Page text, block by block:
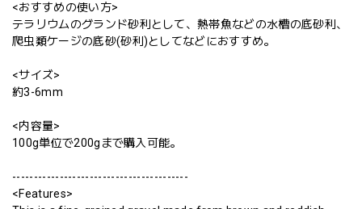
<おすすめの使い方>
テラリウムのグランド砂利として、熱帯魚などの水槽の底砂利、
爬虫類ケージの底砂(砂利)としてなどにおすすめ。
<サイズ>
約3-6mm
<内容量>
100g単位で200gまで購入可能。
-----------------------------------------
<Features>